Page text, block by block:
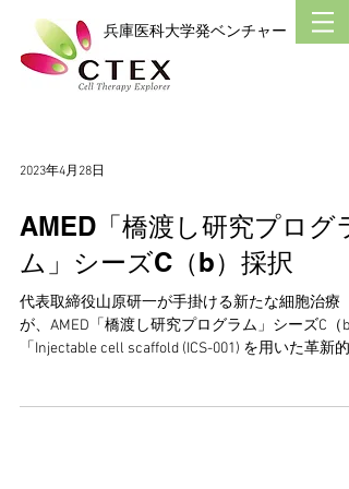
​兵庫医科大学発ベンチャー
2023年4月28日
AMED「橋渡し研究プログラ
ム」シーズC（b）採択
代表取締役山原研一が手掛ける新たな細胞治療
が、AMED「橋渡し研究プログラム」シーズC（b
「Injectable cell scaffold (ICS-001) を用いた革新的